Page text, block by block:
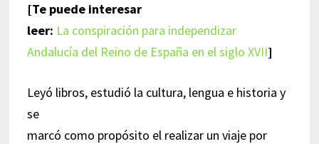
[Te puede interesar
leer: La conspiración para independizar
Andalucía del Reino de España en el siglo XVII]
Leyó libros, estudió la cultura, lengua e historia y
se
marcó como propósito el realizar un viaje por